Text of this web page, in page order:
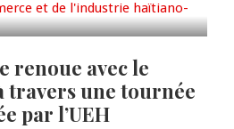
renoue avec le
travers une tournée
par l’UEH